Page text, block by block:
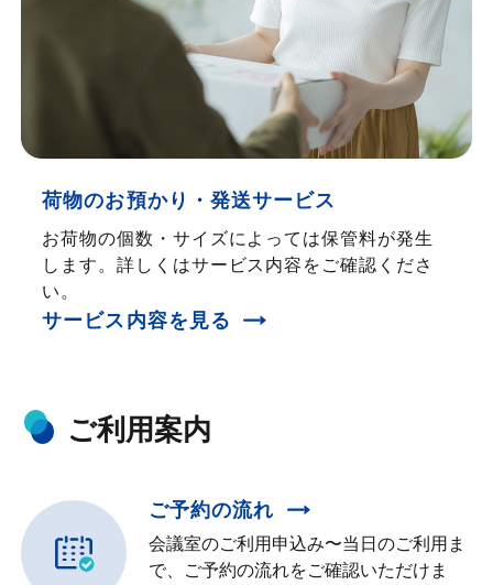
荷物のお預かり・発送サービス
お荷物の個数・サイズによっては保管料が発生
します。詳しくはサービス内容をご確認くださ
い。
サービス内容を見る
ご利用案内
ご予約の流れ
会議室のご利用申込み〜当日のご利用ま
で、ご予約の流れをご確認いただけま